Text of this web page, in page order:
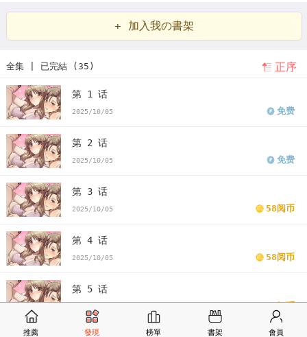
+ 加入我の書架
全集 | 已完結 (35) 正序
第 1 话
2025/10/05 免费
第 2 话
2025/10/05 免费
第 3 话
2025/10/05 58阅币
第 4 话
2025/10/05 58阅币
第 5 话
58阅币
推薦 發現 榜單 書架 會員